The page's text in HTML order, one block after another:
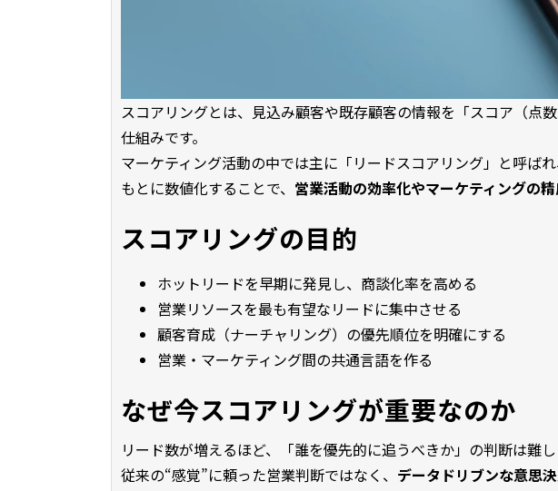
スコアリングとは、見込み顧客や既存顧客の情報を「スコア（点
仕組みです。
マーケティング活動の中では主に「リードスコアリング」と呼ば
もとに数値化することで、 営業活動の効率化やマーケティングの
スコアリングの目的
ホットリードを早期に発見し、商談化率を高める
営業リソースを最も有望なリードに集中させる
顧客育成（ナーチャリング）の優先順位を明確にする
営業・マーケティング間の共通言語を作る
なぜ今スコアリングが重要なのか
リード数が増えるほど、「誰を優先的に追うべきか」の判断は難し
従来の“感覚”に頼った営業判断ではなく、 データドリブンな意思